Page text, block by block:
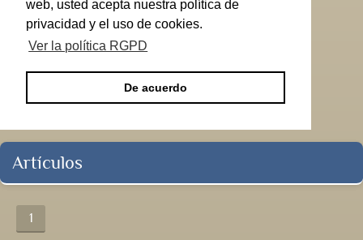
web, usted acepta nuestra política de
privacidad y el uso de cookies.
Ver la política RGPD
De acuerdo
Artículos
1